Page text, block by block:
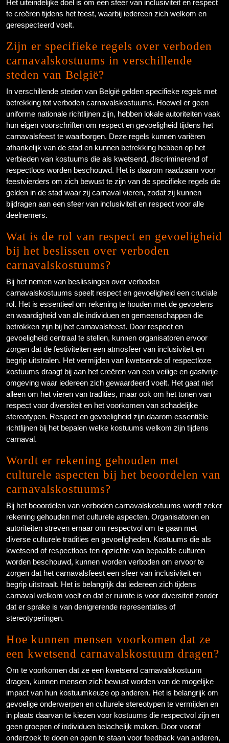
Het uiteindelijke doel is om een sfeer van inclusiviteit en respect
te creëren tijdens het feest, waarbij iedereen zich welkom en
gerespecteerd voelt.
Zijn er specifieke regels over verboden
carnavalskostuums in verschillende
steden van België?
In verschillende steden van België gelden specifieke regels met
betrekking tot verboden carnavalskostuums. Hoewel er geen
uniforme nationale richtlijnen zijn, hebben lokale autoriteiten vaak
hun eigen voorschriften om respect en gevoeligheid tijdens het
carnavalsfeest te waarborgen. Deze regels kunnen variëren
afhankelijk van de stad en kunnen betrekking hebben op het
verbieden van kostuums die als kwetsend, discriminerend of
respectloos worden beschouwd. Het is daarom raadzaam voor
feestvierders om zich bewust te zijn van de specifieke regels die
gelden in de stad waar zij carnaval vieren, zodat zij kunnen
bijdragen aan een sfeer van inclusiviteit en respect voor alle
deelnemers.
Wat is de rol van respect en gevoeligheid
bij het beslissen over verboden
carnavalskostuums?
Bij het nemen van beslissingen over verboden
carnavalskostuums speelt respect en gevoeligheid een cruciale
rol. Het is essentieel om rekening te houden met de gevoelens
en waardigheid van alle individuen en gemeenschappen die
betrokken zijn bij het carnavalsfeest. Door respect en
gevoeligheid centraal te stellen, kunnen organisatoren ervoor
zorgen dat de festiviteiten een atmosfeer van inclusiviteit en
begrip uitstralen. Het vermijden van kwetsende of respectloze
kostuums draagt bij aan het creëren van een veilige en gastvrije
omgeving waar iedereen zich gewaardeerd voelt. Het gaat niet
alleen om het vieren van tradities, maar ook om het tonen van
respect voor diversiteit en het voorkomen van schadelijke
stereotypen. Respect en gevoeligheid zijn daarom essentiële
richtlijnen bij het bepalen welke kostuums welkom zijn tijdens
carnaval.
Wordt er rekening gehouden met
culturele aspecten bij het beoordelen van
carnavalskostuums?
Bij het beoordelen van verboden carnavalskostuums wordt zeker
rekening gehouden met culturele aspecten. Organisatoren en
autoriteiten streven ernaar om respectvol om te gaan met
diverse culturele tradities en gevoeligheden. Kostuums die als
kwetsend of respectloos ten opzichte van bepaalde culturen
worden beschouwd, kunnen worden verboden om ervoor te
zorgen dat het carnavalsfeest een sfeer van inclusiviteit en
begrip uitstraalt. Het is belangrijk dat iedereen zich tijdens
carnaval welkom voelt en dat er ruimte is voor diversiteit zonder
dat er sprake is van denigrerende representaties of
stereotyperingen.
Hoe kunnen mensen voorkomen dat ze
een kwetsend carnavalskostuum dragen?
Om te voorkomen dat ze een kwetsend carnavalskostuum
dragen, kunnen mensen zich bewust worden van de mogelijke
impact van hun kostuumkeuze op anderen. Het is belangrijk om
gevoelige onderwerpen en culturele stereotypen te vermijden en
in plaats daarvan te kiezen voor kostuums die respectvol zijn en
geen groepen of individuen belachelijk maken. Door vooraf
onderzoek te doen en open te staan voor feedback van anderen,